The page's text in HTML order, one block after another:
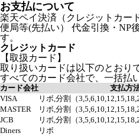
お支払について
楽天ペイ決済（クレジットカー
便局等(先払い） 代金引換・NP
す。
クレジットカード
【取扱カード】
取り扱いカードは以下のとおり
すべてのカード会社で、一括払
カード会社
支払方
VISA
リボ,分割（
MASTER
リボ,分割（
JCB
リボ,分割（
Diners
リボ